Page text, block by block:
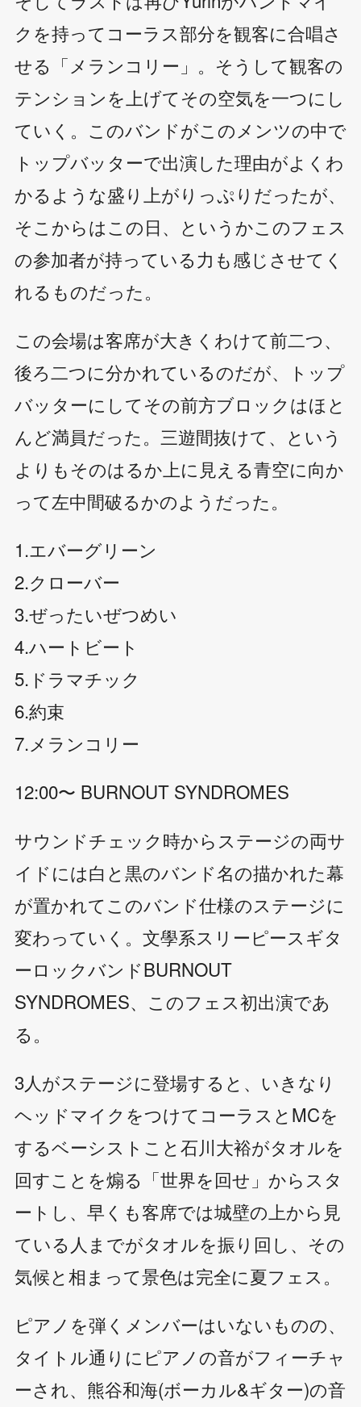
クを持ってコーラス部分を観客に合唱さ
せる「メランコリー」。そうして観客の
テンションを上げてその空気を一つにし
ていく。このバンドがこのメンツの中で
トップバッターで出演した理由がよくわ
かるような盛り上がりっぷりだったが、
そこからはこの日、というかこのフェス
の参加者が持っている力も感じさせてく
れるものだった。
この会場は客席が大きくわけて前二つ、
後ろ二つに分かれているのだが、トップ
バッターにしてその前方ブロックはほと
んど満員だった。三遊間抜けて、という
よりもそのはるか上に見える青空に向か
って左中間破るかのようだった。
1.エバーグリーン
2.クローバー
3.ぜったいぜつめい
4.ハートビート
5.ドラマチック
6.約束
7.メランコリー
12:00〜 BURNOUT SYNDROMES
サウンドチェック時からステージの両サ
イドには白と黒のバンド名の描かれた幕
が置かれてこのバンド仕様のステージに
変わっていく。文學系スリーピースギタ
ーロックバンドBURNOUT
SYNDROMES、このフェス初出演であ
る。
3人がステージに登場すると、いきなり
ヘッドマイクをつけてコーラスとMCを
するベーシストこと石川大裕がタオルを
回すことを煽る「世界を回せ」からスタ
ートし、早くも客席では城壁の上から見
ている人までがタオルを振り回し、その
気候と相まって景色は完全に夏フェス。
ピアノを弾くメンバーはいないものの、
タイトル通りにピアノの音がフィーチャ
ーされ、熊谷和海(ボーカル&ギター)の音